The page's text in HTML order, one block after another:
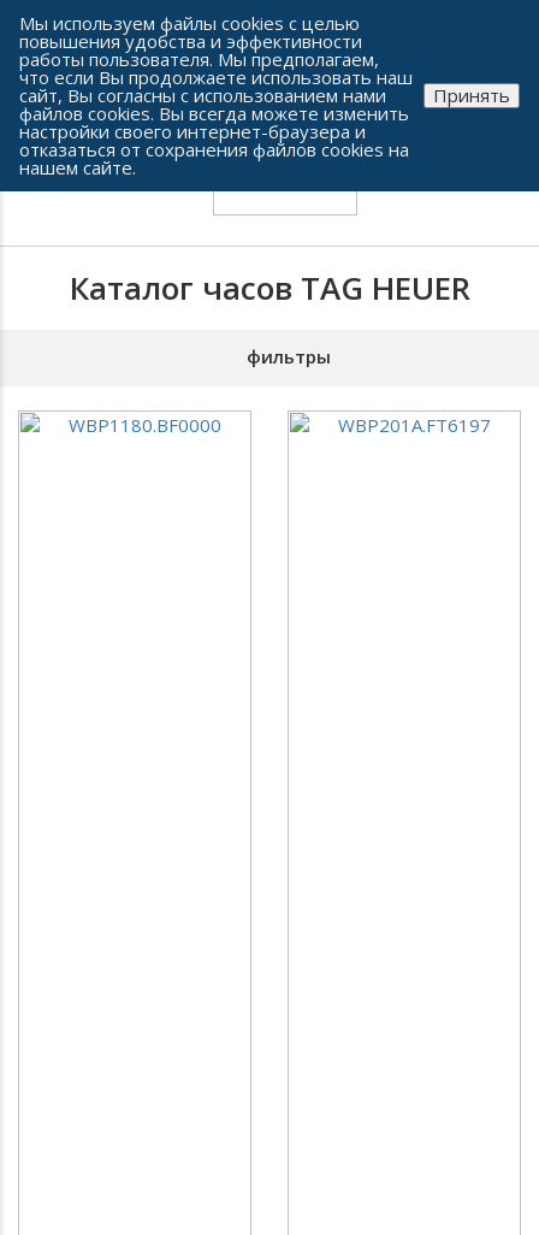
Сеть часовых салонов г. Челябинска
Каталог часов TAG HEUER
фильтры
Мы используем файлы cookies с целью
повышения удобства и эффективности
работы пользователя. Мы предполагаем,
что если Вы продолжаете использовать наш
сайт, Вы согласны с использованием нами
файлов cookies. Вы всегда можете изменить
настройки своего интернет-браузера и
отказаться от сохранения файлов cookies на
нашем сайте.
Принять